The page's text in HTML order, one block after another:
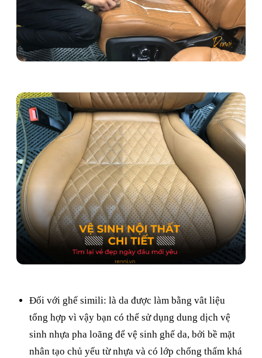
Đối với ghế simili: là da được làm bằng vât liệu
tổng hợp vì vậy bạn có thể sử dụng dung dịch vệ
sinh nhựa pha loãng để vệ sinh ghế da, bởi bề mặt
nhân tạo chủ yếu từ nhựa và có lớp chống thấm khá